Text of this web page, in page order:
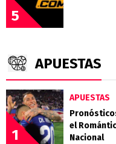
5
APUESTAS
1
APUESTAS
el
Nacional